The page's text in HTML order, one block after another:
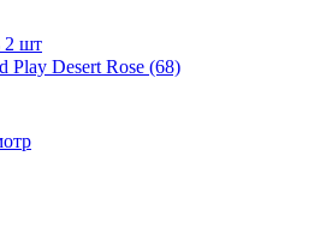
2 шт
Play Desert Rose (68)